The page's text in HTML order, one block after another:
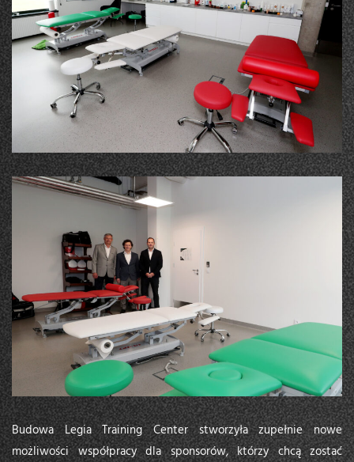
Budowa Legia Training Center stworzyła zupełnie nowe
możliwości współpracy dla sponsorów, którzy chcą zostać